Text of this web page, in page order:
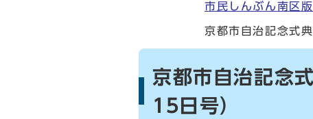
市民しんぶん南
京都市自治記念式
京都市自治記念
15日号）